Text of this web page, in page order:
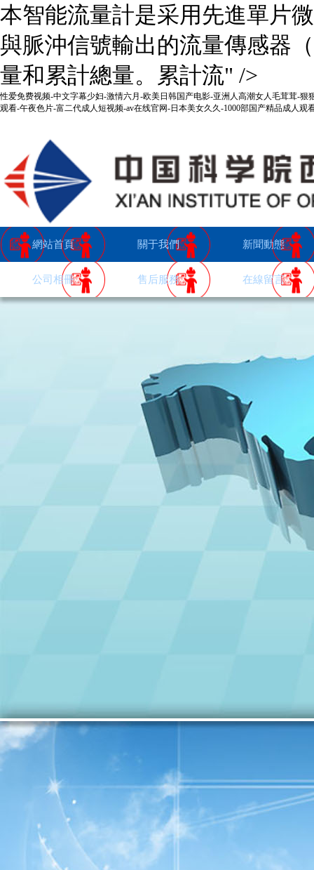
本智能流量計是采用先進單片
與脈沖信號輸出的流量傳感器
量和累計總量。累計流" />
性爱免费视频-中文字幕少妇-激情六月-欧美日韩国产电影-亚洲人高潮女人毛茸茸-
观看-午夜色片-富二代成人短视频-av在线官网-日本美女久久-1000部国产精品成人
加入收藏
網站首頁 關于我們 新聞動態
公司相冊 售后服務 在線留言